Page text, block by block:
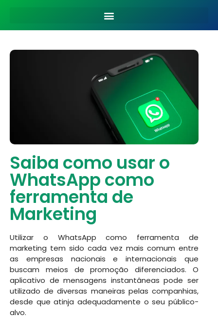
Saiba como usar o
WhatsApp como
ferramenta de
Marketing
Utilizar o WhatsApp como ferramenta de
marketing tem sido cada vez mais comum entre
as empresas nacionais e internacionais que
buscam meios de promoção diferenciados. O
aplicativo de mensagens instantâneas pode ser
utilizado de diversas maneiras pelas companhias,
desde que atinja adequadamente o seu público-
alvo.